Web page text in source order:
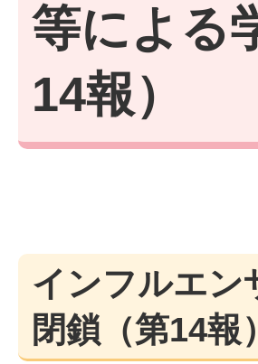
等による
14報）
インフルエン
閉鎖（第14報）